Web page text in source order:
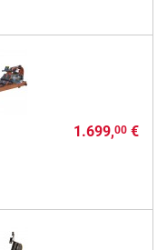
1.699,00€